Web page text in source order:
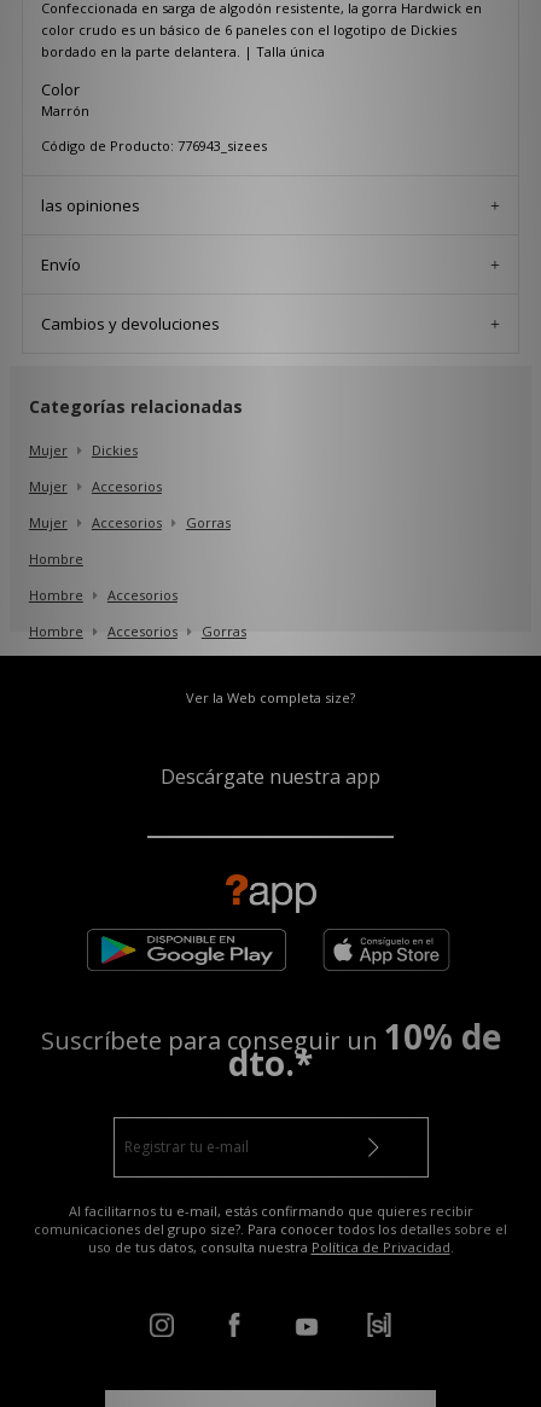
Confeccionada en sarga de algodón resistente, la gorra Hardwick en
color crudo es un básico de 6 paneles con el logotipo de Dickies
bordado en la parte delantera. | Talla única
Color
Marrón
Código de Producto: 776943_sizees
las opiniones
Envío
Cambios y devoluciones
Categorías relacionadas
Mujer
Dickies
Mujer
Accesorios
Mujer
Accesorios
Gorras
Hombre
Hombre
Accesorios
Hombre
Accesorios Gorras
Ver la Web completa size?
Descárgate nuestra app
Suscríbete para conseguir un 10% de
dto.*
Al facilitarnos tu e-mail, estás confirmando que quieres recibir
comunicaciones del grupo size?. Para conocer todos los detalles sobre el
uso de tus datos, consulta nuestra Política de Privacidad